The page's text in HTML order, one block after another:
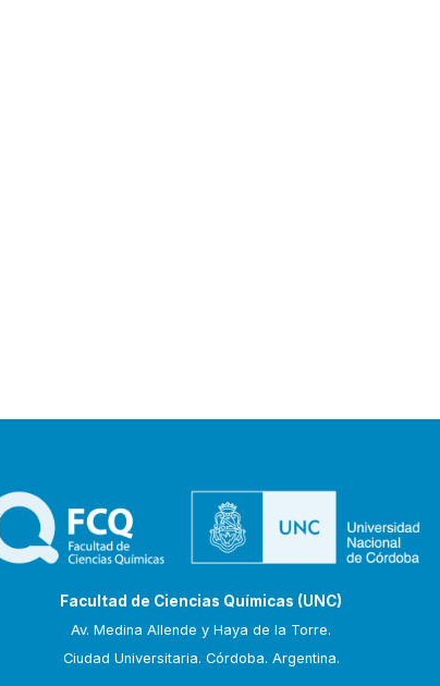
Facultad de Ciencias Químicas (UNC)
Av. Medina Allende y Haya de la Torre.
Ciudad Universitaria. Córdoba. Argentina.